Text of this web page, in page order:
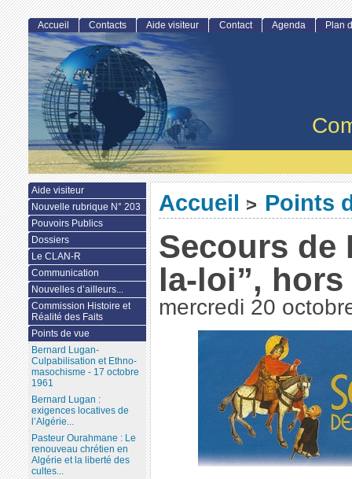
Accueil > Points
Secours de
la-loi”,
mercredi 20
Accueil Contacts Aide visiteur Contact Agenda Plan
Aide visiteur
Nouvelle rubrique N° 203
Pouvoirs Publics
Dossiers
Le CLAN-R
Communication
Nouvelles d’ailleurs...
Commission Histoire et
Réalité des Faits
Points de vue
Bernard Lugan-
Culpabilisation et Ethno-
masochisme - 17 octobre
1961
Bernard Lugan :
exigences locatives de
l’Algérie...
Pasteur Ourahmane : Le
renouveau chrétien en
Algérie et la liberté des
cultes...